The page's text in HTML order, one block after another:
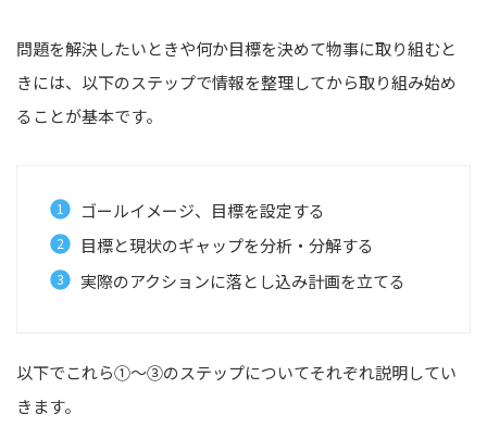
問題を解決したいときや何か目標を決めて物事に取り組むと
きには、以下のステップで情報を整理してから取り組み始め
ることが基本です。
ゴールイメージ、目標を設定する
目標と現状のギャップを分析・分解する
実際のアクションに落とし込み計画を立てる
以下でこれら①～③のステップについてそれぞれ説明してい
きます。